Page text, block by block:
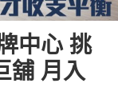
中心 挑
舖 月入